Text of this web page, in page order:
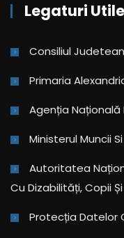
Legaturi Utile
Consiliul
Primaria
Agenția Națională
Ministerul Muncii
Autoritatea
Cu Dizabilități, Copii
Protecția Datelor